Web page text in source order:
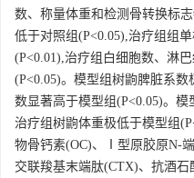
数、称量体重和检测骨转换标
低于对照组(P<0.05),治疗组组
(P<0.01),治疗组白细胞数、淋
(P<0.05)。模型组树鼩脾脏系
数显著高于模型组(P<0.05)。
治疗组树鼩体重极低于模型组
物骨钙素(OC)、Ⅰ型原胶原N-
交联羧基末端肽(CTX)、抗酒石